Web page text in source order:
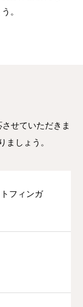
。
せていただきま
ましょう。
フィンガ